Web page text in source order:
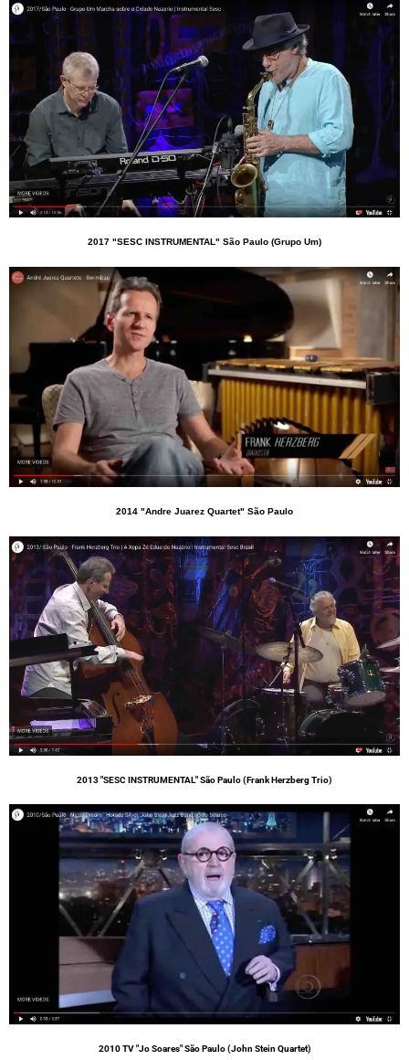
2017 "SESC INSTRUMENTAL" São Paulo (Grupo Um)
2014 "Andre Juarez Quartet" São Paulo
2013 "SESC INSTRUMENTAL" São Paulo (Frank Herzberg Trio)
2010 TV "Jo Soares" São Paulo (John Stein Quartet)